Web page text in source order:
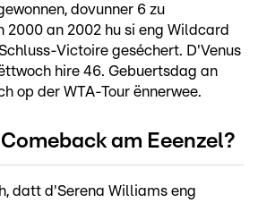
dovunner 6 zu
2000 an 2002 hu si eng Wildcard
Victoire geséchert. D'Venus
hire 46. Gebuertsdag an
op der WTA-Tour ënnerwee.
am Eeenzel?
datt d'Serena Williams eng